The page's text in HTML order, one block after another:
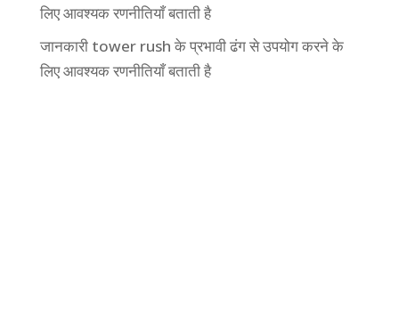
लिए आवश्यक रणनीतियाँ बताती है
जानकारी tower rush के प्रभावी ढंग से उपयोग करने के
लिए आवश्यक रणनीतियाँ बताती है